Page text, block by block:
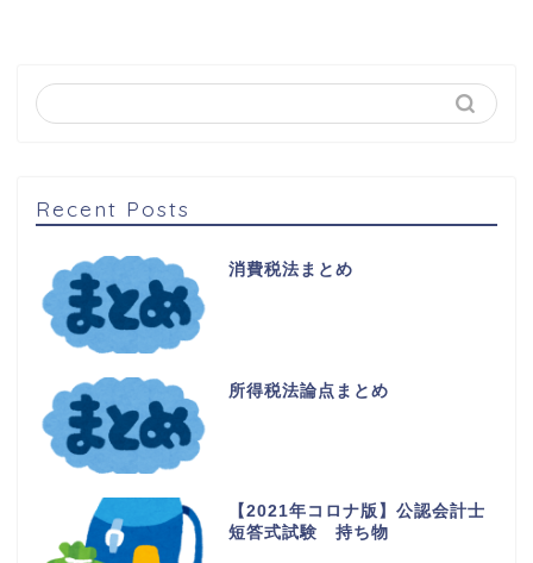
Recent Posts
消費税法まとめ
所得税法論点まとめ
【2021年コロナ版】公認会計士
短答式試験 持ち物